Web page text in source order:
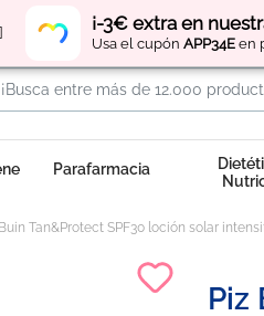
¡-3€ extra en
Usa el cupón APP34E en
Parafarmacia
Tan&Protect SPF30 loción solar
Piz